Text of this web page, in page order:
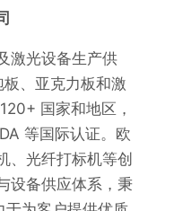
激光设备生产供
、亚克力板和激
国家和地区，
等国际认证。欧
、光纤打标机等创
设备供应体系，秉